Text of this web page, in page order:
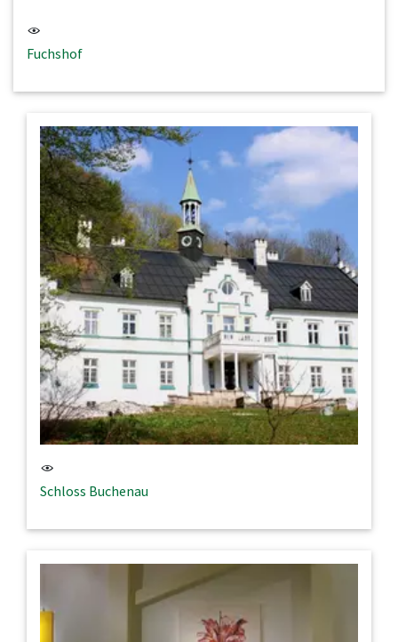
Fuchshof
Schloss Buchenau